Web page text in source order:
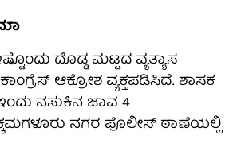
ದೊಡ್ಡ ಮಟ್ಟದ ವ್ಯತ್ಯಾಸ
ಆಕ್ರೋಶ ವ್ಯಕ್ತಪಡಿಸಿದೆ. ಶಾಸಕ
ನಸುಕಿನ ಜಾವ 4
ನಗರ ಪೊಲೀಸ್ ಠಾಣೆಯಲ್ಲಿ